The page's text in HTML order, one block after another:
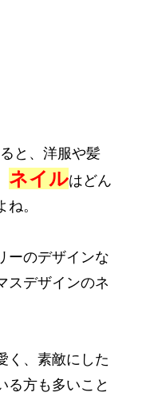
と、洋服や髪
ネイルはどん
。
ーのデザインな
スデザインのネ
く、素敵にした
る方も多いこと